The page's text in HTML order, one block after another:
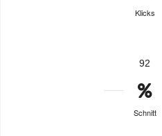
Klicks
92
Schnitt